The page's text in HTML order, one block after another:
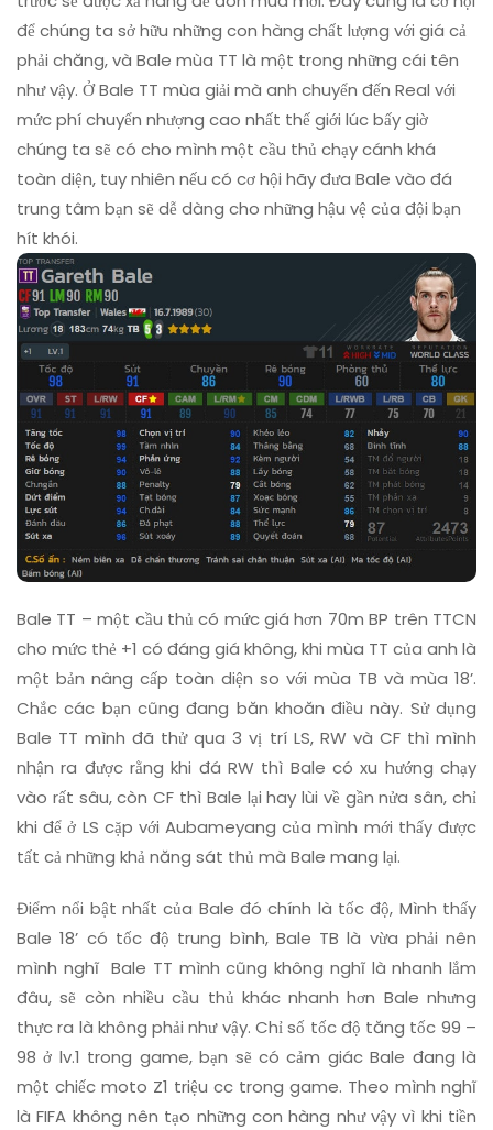
TT
Transfer)
Trong
FiFa
Online
để chúng ta sở hữu những con hàng chất lượng với giá cả
phải chăng, và Bale mùa TT là một trong những cái tên
như vậy. Ở Bale TT mùa giải mà anh chuyển đến Real với
mức phí chuyển nhượng cao nhất thế giới lúc bấy giờ
chúng ta sẽ có cho mình một cầu thủ chạy cánh khá
toàn diện, tuy nhiên nếu có cơ hội hãy đưa Bale vào đá
trung tâm bạn sẽ dễ dàng cho những hậu vệ của đội bạn
hít khói.
Bale TT – một cầu thủ có mức giá hơn 70m BP trên TTCN
cho mức thẻ +1 có đáng giá không, khi mùa TT của anh là
một bản nâng cấp toàn diện so với mùa TB và mùa 18’.
Chắc các bạn cũng đang băn khoăn điều này. Sử dụng
Bale TT mình đã thử qua 3 vị trí LS, RW và CF thì mình
nhận ra được rằng khi đá RW thì Bale có xu hướng chạy
vào rất sâu, còn CF thì Bale lại hay lùi về gần nửa sân, chỉ
khi để ở LS cặp với Aubameyang của mình mới thấy được
tất cả những khả năng sát thủ mà Bale mang lại.
Điểm nổi bật nhất của Bale đó chính là tốc độ, Mình thấy
Bale 18’ có tốc độ trung bình, Bale TB là vừa phải nên
mình nghĩ Bale TT mình cũng không nghĩ là nhanh lắm
đâu, sẽ còn nhiều cầu thủ khác nhanh hơn Bale nhưng
thực ra là không phải như vậy. Chỉ số tốc độ tăng tốc 99 –
98 ở lv.1 trong game, bạn sẽ có cảm giác Bale đang là
một chiếc moto Z1 triệu cc trong game. Theo mình nghĩ
là FIFA không nên tạo những con hàng như vậy vì khi tiền